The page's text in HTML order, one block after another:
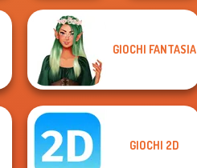
Manga Creator
Star Wars: Page...
Hogwarts
GIOCHI FANTASIA
GIOCHI 2D